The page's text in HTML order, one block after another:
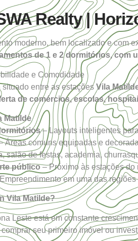
Realty |
moderno, bem localizado e com
de 1 e 2 dormitórios, com
e Comodidade
situado entre as estações Vila
de comércios, escolas,
Matilde
– Layouts inteligentes
Áreas comuns equipadas e
salão de festas, academia,
público– Próximo às estações do
em uma das
Vila Matilde?
Leste está em constante
seu primeiro imóvel ou